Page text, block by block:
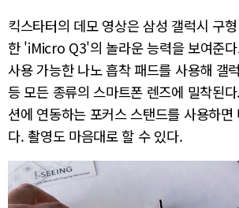
킥스타터의 데모 영상은 삼성 갤럭시 구
한 'iMicro Q3'의 놀라운 능력을 보여준
사용 가능한 나노 흡착 패드를 사용해 갤
등 모든 종류의 스마트폰 렌즈에 밀착된
션에 연동하는 포커스 스탠드를 사용하
다. 촬영도 마음대로 할 수 있다.